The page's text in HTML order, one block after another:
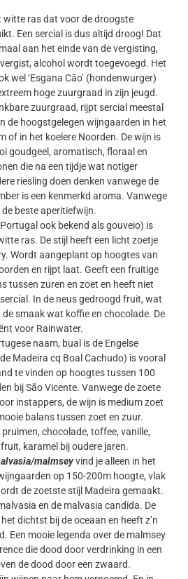
witte ras dat voor de droogste
Een sercial is dus altijd droog! Dat
aan het einde van de vergisting,
alcohol wordt toegevoegd. Het
wel ‘Esgana Cão’ (hondenwurger)
hoge zuurgraad in zijn jeugd.
zuurgraad, rijpt sercial meestal
de hoogstgelegen wijngaarden in het
of in het koelere Noorden. De wijn is
goudgeel, aromatisch, floraal en
die na een tijdje wat notiger
riesling doen denken vanwege de
is een kenmerkd aroma. Vanwege
beste aperitiefwijn.
ook bekend als gouveio) is
ras. De stijl heeft een licht zoetje
Wordt aangeplant op hoogtes van
en rijpt laat. Geeft een fruitige
tussen zuren en zoet en heeft niet
In de neus gedroogd fruit, wat
smaak wat koffie en chocolade. De
voor Rainwater.
naam, bual is de Engelse
Madeira cq Boal Cachudo) is vooral
te vinden op hoogtes tussen 100
bij São Vicente. Vanwege de zoete
instappers, de wijn is medium zoet
balans tussen zoet en zuur.
chocolade, toffee, vanille,
karamel bij oudere jaren.
malmseyvind je alleen in het
op 150-200m hoogte, vlak
de zoetste stijl Madeira gemaakt.
en de malvasia candida. De
dichtst bij de oceaan en heeft z’n
Een mooie legenda over de malmsey
die dood door verdrinking in een
de dood door een zwaard.